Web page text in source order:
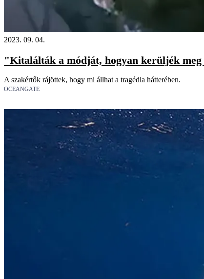
2023. 09. 04.
"Kitalálták a módját, hogyan kerüljék
A szakértők rájöttek, hogy mi állhat a tragédia hátterében.
OCEANGATE